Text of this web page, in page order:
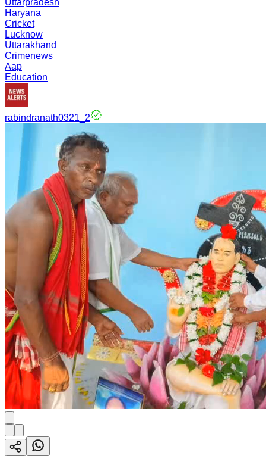
Uttarpradesh
Haryana
Cricket
Lucknow
Uttarakhand
Crimenews
Aap
Education
rabindranath0321_2